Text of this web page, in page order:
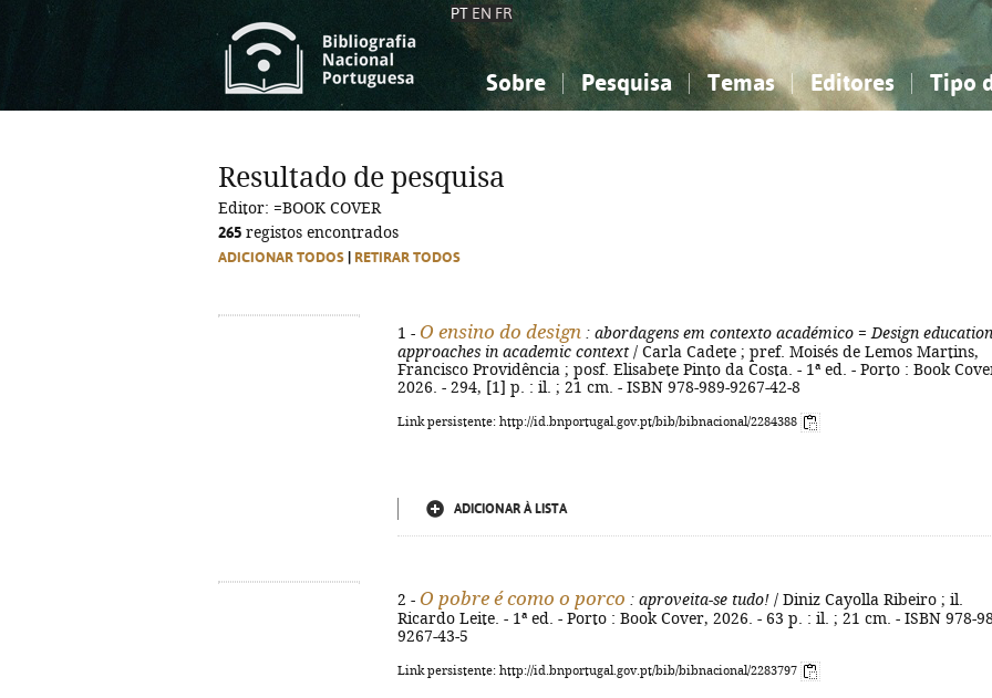
PT EN FR
Sobre Pesquisa Temas
Ciências sociais...
Editores Tipo
Ciências sociais...
Resultado de pesquisa
Editor: =BOOK COVER
265 registos encontrados
ADICIONAR TODOS RETIRAR TODOS
1 - O ensino do design : abordagens em contexto académico = Design education
approaches in academic context/ Carla Cadete ; pref. Moisés de Lemos Martins,
Francisco Providência ; posf. Elisabete Pinto da Costa. - 1ª ed. - Porto : Book
2026. - 294, [1] p. : il. ; 21 cm. - ISBN 978-989-9267-42-8
Link persistente: http://id.bnportugal.gov.pt/bib/bibnacional/2284388
ADICIONAR À LISTA
2 - O pobre é como o porco : aproveita-se tudo! / Diniz Cayolla Ribeiro ; il.
Ricardo Leite. - 1ª ed. - Porto : Book Cover, 2026. - 63 p. : il. ; 21 cm. - ISBN 978-
9267-43-5
Link persistente: http://id.bnportugal.gov.pt/bib/bibnacional/2283797